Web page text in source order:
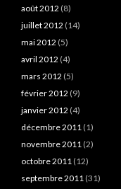
août 2012 (8)
juillet 2012 (14)
mai 2012 (5)
avril 2012 (4)
mars 2012 (5)
février 2012 (9)
janvier 2012 (4)
décembre 2011 (1)
novembre 2011 (2)
octobre 2011 (12)
septembre 2011 (31)